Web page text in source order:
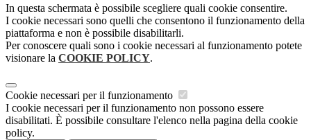
In questa schermata è possibile scegliere quali cookie consentire.
I cookie necessari sono quelli che consentono il funzionamento della
piattaforma e non è possibile disabilitarli.
Per conoscere quali sono i cookie necessari al funzionamento potete
visionare la COOKIE POLICY.
Cookie necessari per il funzionamento
I cookie necessari per il funzionamento non possono essere
disabilitati. È possibile consultare l'elenco nella pagina della cookie
policy.